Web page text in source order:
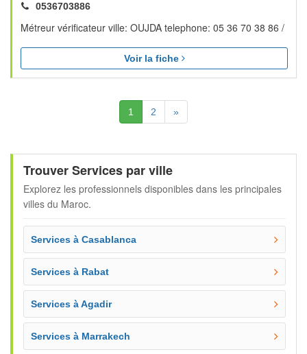
0536703886
Métreur vérificateur ville: OUJDA telephone: 05 36 70 38 86 /
Voir la fiche
1 (Actuelle)
2 »Suivante
Trouver Services par ville
Explorez les professionnels disponibles dans les principales
villes du Maroc.
Services à Casablanca
Services à Rabat
Services à Agadir
Services à Marrakech